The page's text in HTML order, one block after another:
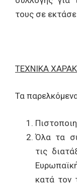
τους σε
ΤΕΧΝΙΚΑ
Τα
Όλα τα
τις
κατά τον